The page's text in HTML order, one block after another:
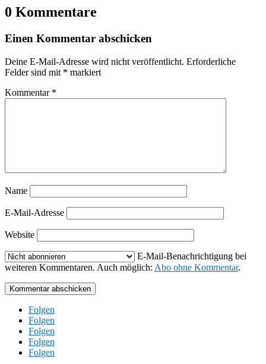
0 Kommentare
Einen Kommentar abschicken
Deine E-Mail-Adresse wird nicht veröffentlicht. Erforderliche
Felder sind mit * markiert
Kommentar *
Name
E-Mail-Adresse
Website
E-Mail-Benachrichtigung bei
weiteren Kommentaren. Auch möglich: Abo ohne Kommentar.
Kommentar abschicken
Folgen
Folgen
Folgen
Folgen
Folgen